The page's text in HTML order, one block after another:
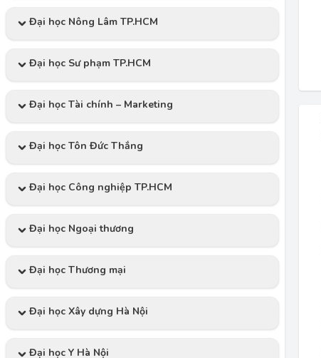
Đại học Nông Lâm TP.HCM
Đại học Sư phạm TP.HCM
Đại học Tài chính – Marketing
Đại học Tôn Đức Thắng
Đại học Công nghiệp TP.HCM
Đại học Ngoại thương
Đại học Thương mại
Đại học Xây dựng Hà Nội
Đại học Y Hà Nội